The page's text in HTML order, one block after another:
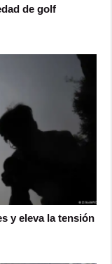
de golf
y eleva la tensión